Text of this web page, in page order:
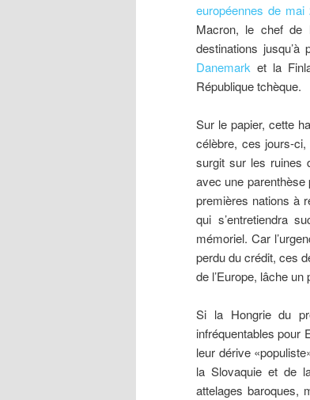
européennes de mai
Macron, le chef de
destinations
Danemark et la
République tchèque.
Sur le papier, cette
célèbre, ces jours-
surgit sur les ruines
avec une parenthèse
premières nations à
qui s’entretiendra
mémoriel. Car
perdu du crédit, ces
de l’Europe, lâche
Si la Hongrie du
infréquentables pour
leur dérive
la Slovaquie et de
attelages baroques,